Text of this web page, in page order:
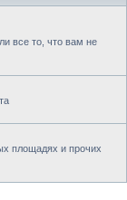
все то, что вам не
площадях и прочих